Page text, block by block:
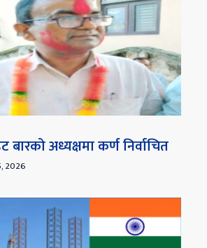
बारको अध्यक्षमा कर्ण निर्वाचित
2026